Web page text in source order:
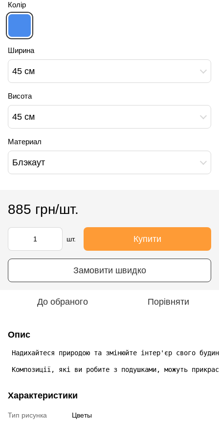
Колір
Ширина
45 см
Висота
45 см
Материал
Блэкаут
885 грн/шт.
шт. Купити
Замовити швидко
До обраного Порівняти
Опис
Надихайтеся природою та змінюйте інтер'єр свого
Композиції, які ви робите з подушками, можуть
Характеристики
Тип рисунка
Цветы